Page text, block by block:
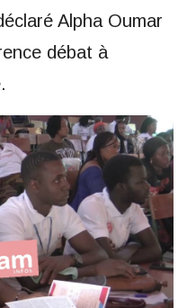
Alpha Oumar
débat à